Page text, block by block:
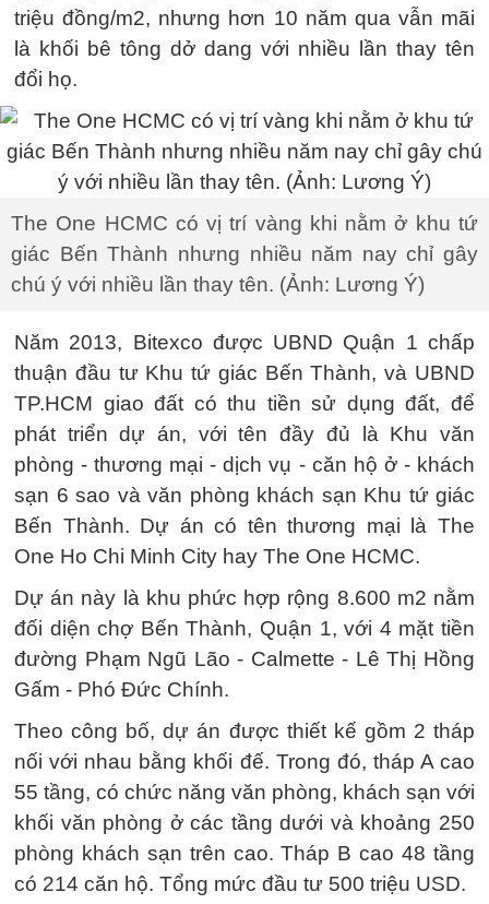
triệu đồng/m2, nhưng hơn 10 năm qua vẫn mãi
là khối bê tông dở dang với nhiều lần thay tên
đổi họ.
The One HCMC có vị trí vàng khi nằm ở khu tứ
giác Bến Thành nhưng nhiều năm nay chỉ gây
chú ý với nhiều lần thay tên. (Ảnh: Lương Ý)
Năm 2013, Bitexco được UBND Quận 1 chấp
thuận đầu tư Khu tứ giác Bến Thành, và UBND
TP.HCM giao đất có thu tiền sử dụng đất, để
phát triển dự án, với tên đầy đủ là Khu văn
phòng - thương mại - dịch vụ - căn hộ ở - khách
sạn 6 sao và văn phòng khách sạn Khu tứ giác
Bến Thành. Dự án có tên thương mại là The
One Ho Chi Minh City hay The One HCMC.
Dự án này là khu phức hợp rộng 8.600 m2 nằm
đối diện chợ Bến Thành, Quận 1, với 4 mặt tiền
đường Phạm Ngũ Lão - Calmette - Lê Thị Hồng
Gấm - Phó Đức Chính.
Theo công bố, dự án được thiết kế gồm 2 tháp
nối với nhau bằng khối đế. Trong đó, tháp A cao
55 tầng, có chức năng văn phòng, khách sạn với
khối văn phòng ở các tầng dưới và khoảng 250
phòng khách sạn trên cao. Tháp B cao 48 tầng
có 214 căn hộ. Tổng mức đầu tư 500 triệu USD.